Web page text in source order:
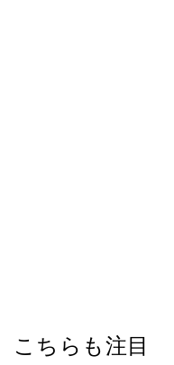
こちらも注目